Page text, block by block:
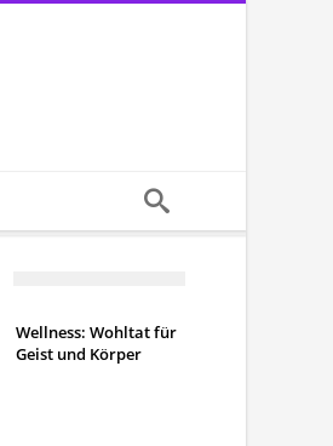
Wellness: Wohltat für
Geist und Körper